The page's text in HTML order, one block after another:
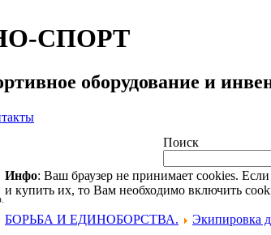
СПОРТ
оборудование и
Поиск
Инфо: Ваш браузер не принимает cookies.
и купить их, то Вам необходимо включить
БОРЬБА И ЕДИНОБОРСТВА. Экипировка